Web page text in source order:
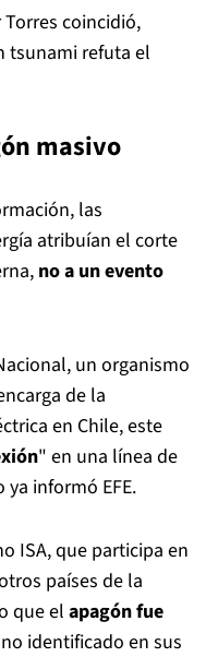
coincidió,
tsunami refuta el
masivo
las
atribuían el corte
no a un evento
un organismo
de la
en Chile, este
" en una línea de
informó EFE.
ISA, que participa en
países de la
que el apagón fue
identificado en sus